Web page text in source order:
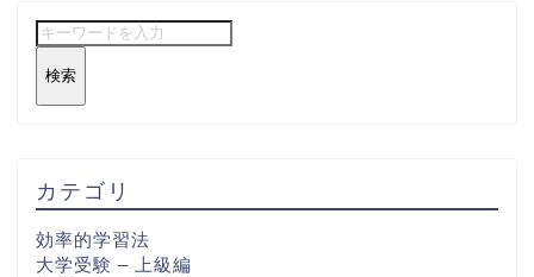
検索
カテゴリ
効率的学習法
大学受験 – 上級編